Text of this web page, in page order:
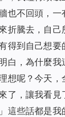
也不回頭，一
折騰去，自己
得到自己想要
白，為什麼我
想呢？今天，
了，讓我看
這些話都是我